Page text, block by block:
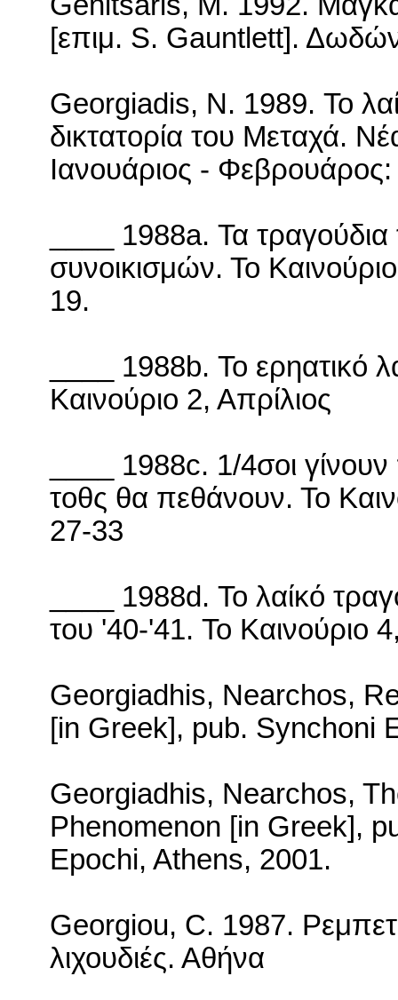
[επιμ. S. Gauntlett].
Georgiadis, N. 1989. Το
δικτατορία του Μεταχά.
Ιανουάριος -
____ 1988a. Τα
συνοικισμών. Το
19.
____ 1988b. Το ερηατικό
Καινούριο 2, Απρίλιος
____ 1988c. 1/4σοι
τοθς θα πεθάνουν. Το
27-33
____ 1988d. Το λαίκό
του '40-'41. Το Καινούριο
Georgiadhis, Nearchos,
[in Greek], pub. Synchoni
Georgiadhis, Nearchos,
Phenomenon [in Greek],
Epochi, Athens, 2001.
Georgiou, C. 1987.
λιχουδιές. Αθήνα